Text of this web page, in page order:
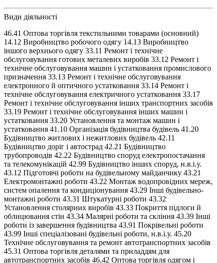
Види діяльності
46.41 Оптова торгівля текстильними товарами (основний)
14.12 Виробництво робочого одягу 14.13 Виробництво
іншого верхнього одягу 33.11 Ремонт і технічне
обслуговування готових металевих виробів 33.12 Ремонт і
технічне обслуговування машин і устатковання промислового
призначення 33.13 Ремонт і технічне обслуговування
електронного й оптичного устатковання 33.14 Ремонт і
технічне обслуговування електричного устатковання 33.17
Ремонт і технічне обслуговування інших транспортних засобів
33.19 Ремонт і технічне обслуговування інших машин і
устатковання 33.20 Установлення та монтаж машин і
устатковання 41.10 Організація будівництва будівель 41.20
Будівництво житлових і нежитлових будівель 42.11
Будівництво доріг і автострад 42.21 Будівництво
трубопроводів 42.22 Будівництво споруд електропостачання
та телекомунікацій 42.99 Будівництво інших споруд, н.в.і.у.
43.12 Підготовчі роботи на будівельному майданчику 43.21
Електромонтажні роботи 43.22 Монтаж водопровідних мереж,
систем опалення та кондиціонування 43.29 Інші будівельно-
монтажні роботи 43.31 Штукатурні роботи 43.32
Установлення столярних виробів 43.33 Покриття підлоги й
облицювання стін 43.34 Малярні роботи та скління 43.39 Інші
роботи із завершення будівництва 43.91 Покрівельні роботи
43.99 Інші спеціалізовані будівельні роботи, н.в.і.у. 45.20
Технічне обслуговування та ремонт автотранспортних засобів
45.31 Оптова торгівля деталями та приладдям для
автотранспортних засобів 46.42 Оптова торгівля одягом і